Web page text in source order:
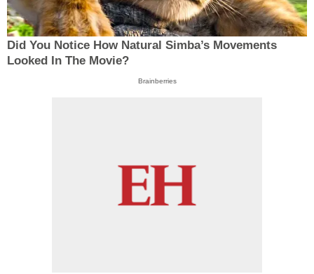
Did You Notice How Natural Simba’s Movements
Looked In The Movie?
Brainberries